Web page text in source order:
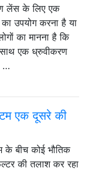
लेंस के लिए एक
उपयोग करना है या
का मानना ​​है कि
एक ध्रुवीकरण
…
एक दूसरे की
के बीच कोई भौतिक
की तलाश कर रहा